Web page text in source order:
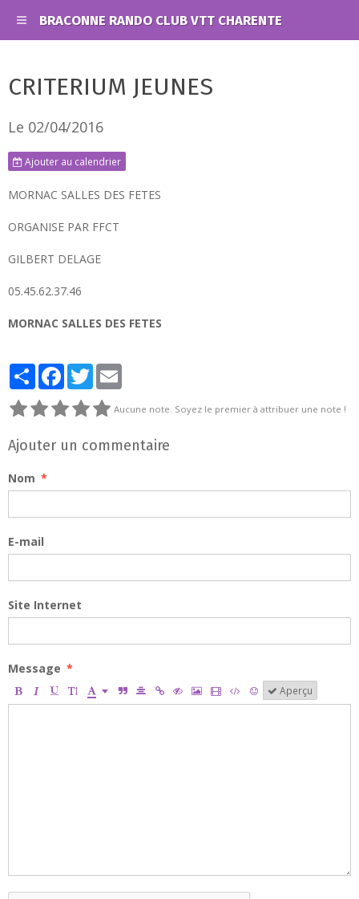
BRACONNE RANDO CLUB VTT CHARENTE
CRITERIUM JEUNES
Le 02/04/2016
Ajouter au calendrier
MORNAC SALLES DES FETES
ORGANISE PAR FFCT
GILBERT DELAGE
05.45.62.37.46
MORNAC SALLES DES FETES
PartagerFacebook
Twitter
Aucune note. Soyez le premier à attribuer une note !
Ajouter un commentaire
Nom
E-mail
Site Internet
Message
Aperçu